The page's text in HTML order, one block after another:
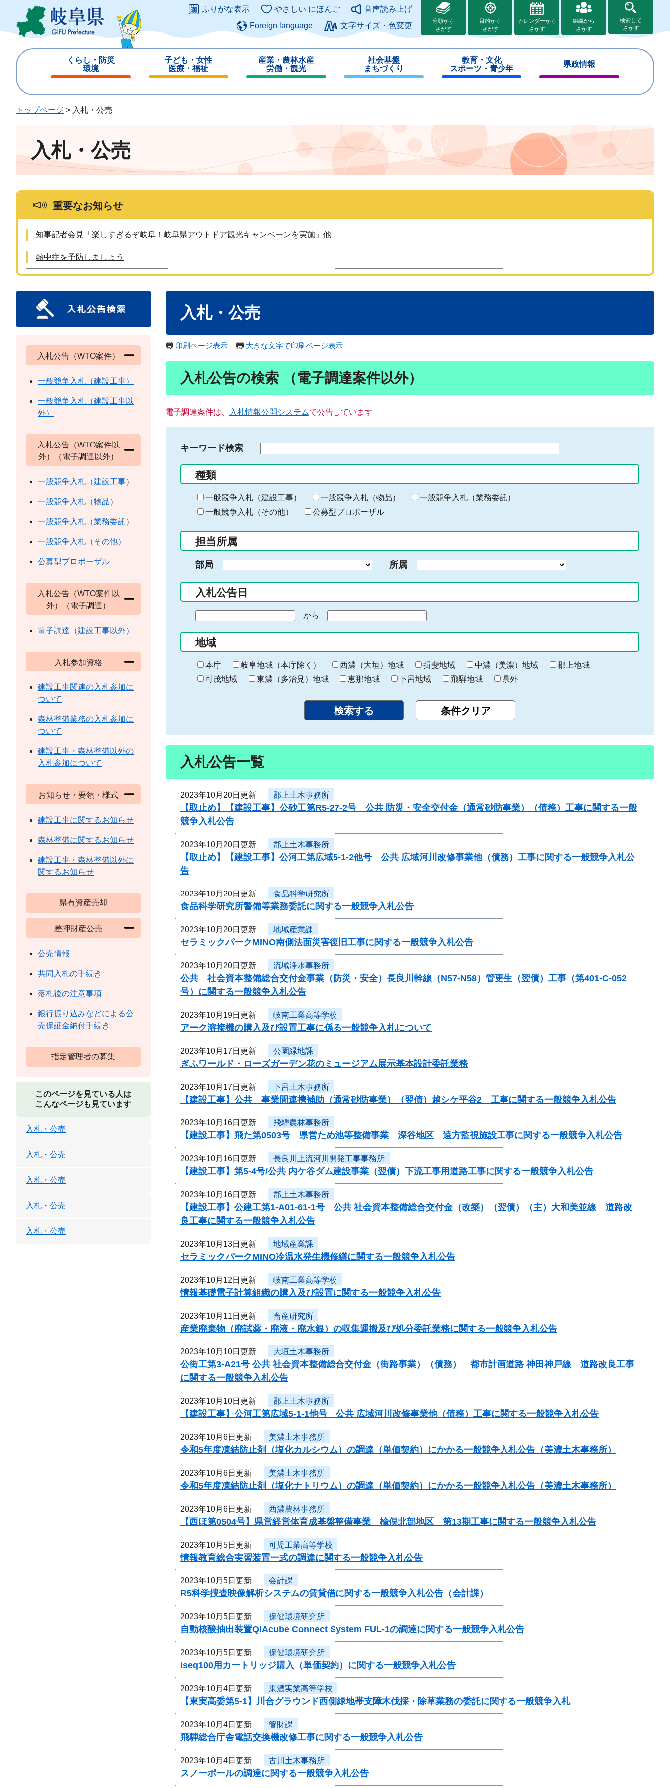
ジ
ュ
このページの本文へ
ふりがな表示 やさしい にほんご
音声読み上げ
Foreign language
文字サイズ・色変更
分類から
さがす
目的から
さがす
カレンダーから
さがす
組織から
さがす
検索して
さがす
くらし・防災
環境
じ
子ども・女性
医療・福祉
じ
産業・農林水産
労働・観光
じ
社会基盤
まちづくり
じ
教育・文化
スポーツ・青少年
じ
県政情報
じ
トップページ > 入札・公売
入札・公売
重要なお知らせ
知事記者会見「楽しすぎるぞ岐阜！岐阜県アウトドア観光キャンペーンを実施」他
熱中症を予防しましょう
入札・公売
印刷ページ表示 大きな文字で印刷ページ表示
入札公告の検索 （電子調達案件以外）
電子調達案件は、 入札情報公開システムで公告しています
キーワード検索
る
キ
ー
ー
入
力
種類
一般競争入札（建設工事） 一般競争入札（物品）
一般競争入札（業務委託）
一般競争入札（その他）
公募型プロポーザル
担当所属
部局 所属
入札公告日
の
始
ま
り
から
終
わ
り
地域
本庁 岐阜地域（本庁除く） 西濃（大垣）地域 揖斐地域 中濃（美濃）地域
郡上地域
可茂地域
東濃（多治見）地域 恵那地域 下呂地域 飛騨地域 県外
入札公告一覧
2023年10月20日更新 郡上土木事務所
【取止め】【建設工事】公砂工第R5-27-2号 公共 防災・安全交付金（通常砂防事業）（債務）工事に関する一般
競争入札公告
2023年10月20日更新 郡上土木事務所
【取止め】【建設工事】公河工第広域5-1-2他号 公共 広域河川改修事業他（債務）工事に関する一般競争入札公
告
2023年10月20日更新 食品科学研究所
食品科学研究所警備等業務委託に関する一般競争入札公告
2023年10月20日更新 地域産業課
セラミックパークMINO南側法面災害復旧工事に関する一般競争入札公告
2023年10月20日更新 流域浄水事務所
公共 社会資本整備総合交付金事業（防災・安全）長良川幹線（N57-N58）管更生（翌債）工事（第401-C-052
号）に関する一般競争入札公告
2023年10月19日更新 岐南工業高等学校
アーク溶接機の購入及び設置工事に係る一般競争入札について
2023年10月17日更新 公園緑地課
ぎふワールド・ローズガーデン花のミュージアム展示基本設計委託業務
2023年10月17日更新 下呂土木事務所
【建設工事】公共 事業間連携補助（通常砂防事業）（翌債）越シケ平谷2 工事に関する一般競争入札公告
2023年10月16日更新 飛騨農林事務所
【建設工事】飛た第0503号 県営ため池等整備事業 深谷地区 遠方監視施設工事に関する一般競争入札公告
2023年10月16日更新 長良川上流河川開発工事事務所
【建設工事】第5-4号/公共 内ケ谷ダム建設事業（翌債）下流工事用道路工事に関する一般競争入札公告
2023年10月16日更新 郡上土木事務所
【建設工事】公建工第1-A01-61-1号 公共 社会資本整備総合交付金（改築）（翌債）（主）大和美並線 道路改
良工事に関する一般競争入札公告
2023年10月13日更新 地域産業課
セラミックパークMINO冷温水発生機修繕に関する一般競争入札公告
2023年10月12日更新 岐南工業高等学校
情報基礎電子計算組織の購入及び設置に関する一般競争入札公告
2023年10月11日更新 畜産研究所
産業廃棄物（廃試薬・廃液・廃水銀）の収集運搬及び処分委託業務に関する一般競争入札公告
2023年10月10日更新 大垣土木事務所
公街工第3-A21号 公共 社会資本整備総合交付金（街路事業）（債務） 都市計画道路 神田神戸線 道路改良工事
に関する一般競争入札公告
2023年10月10日更新 郡上土木事務所
【建設工事】公河工第広域5-1-1他号 公共 広域河川改修事業他（債務）工事に関する一般競争入札公告
2023年10月6日更新 美濃土木事務所
令和5年度凍結防止剤（塩化カルシウム）の調達（単価契約）にかかる一般競争入札公告（美濃土木事務所）
2023年10月6日更新 美濃土木事務所
令和5年度凍結防止剤（塩化ナトリウム）の調達（単価契約）にかかる一般競争入札公告（美濃土木事務所）
2023年10月6日更新 西濃農林事務所
【西ほ第0504号】県営経営体育成基盤整備事業 楡俣北部地区 第13期工事に関する一般競争入札公告
2023年10月5日更新 可児工業高等学校
情報教育総合実習装置一式の調達に関する一般競争入札公告
2023年10月5日更新 会計課
R5科学捜査映像解析システムの賃貸借に関する一般競争入札公告（会計課）
2023年10月5日更新 保健環境研究所
自動核酸抽出装置QIAcube Connect System FUL-1の調達に関する一般競争入札公告
2023年10月5日更新 保健環境研究所
iseq100用カートリッジ購入（単価契約）に関する一般競争入札公告
2023年10月4日更新 東濃実業高等学校
【東実高委第5-1】川合グラウンド西側緑地帯支障木伐採・除草業務の委託に関する一般競争入札
2023年10月4日更新 管財課
飛騨総合庁舎電話交換機改修工事に関する一般競争入札公告
2023年10月4日更新 古川土木事務所
スノーポールの調達に関する一般競争入札公告
入札公告（WTO案件）
一般競争入札（建設工事）
一般競争入札（建設工事以
外）
入札公告（WTO案件以
外）（電子調達以外）
一般競争入札（建設工事）
一般競争入札（物品）
一般競争入札（業務委託）
一般競争入札（その他）
公募型プロポーザル
入札公告（WTO案件以
外）（電子調達）
電子調達（建設工事以外）
入札参加資格
建設工事関連の入札参加に
ついて
森林整備業務の入札参加に
ついて
建設工事・森林整備以外の
入札参加について
お知らせ・要領・様式
建設工事に関するお知らせ
森林整備に関するお知らせ
建設工事・森林整備以外に
関するお知らせ
県有資産売却
差押財産公売
公売情報
共同入札の手続き
落札後の注意事項
銀行振り込みなどによる公
売保証金納付手続き
指定管理者の募集
このページを見ている人は
こんなページも見ています
入札・公売
入札・公売
入札・公売
入札・公売
入札・公売